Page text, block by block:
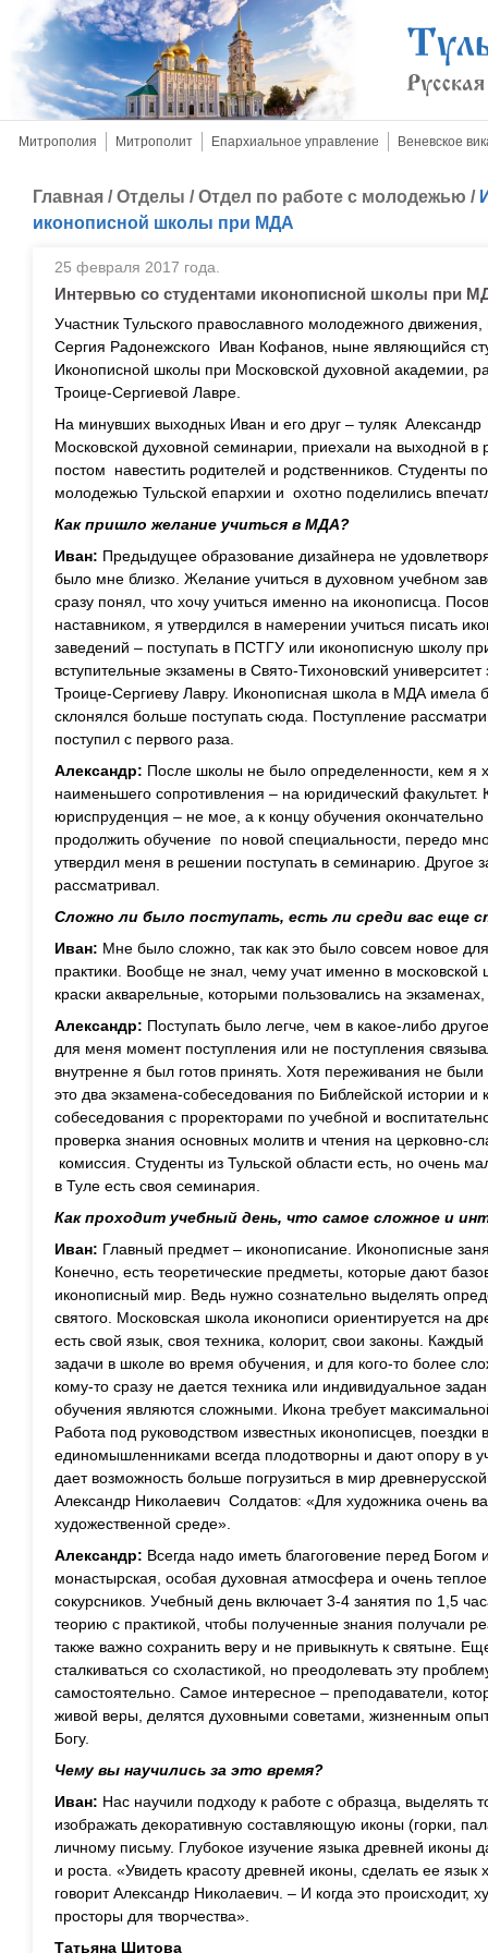
Митрополия Митрополит Епархиальное управление Веневское
Главная /Отделы /Отдел по работе с молодежью /
иконописной школы при МДА
25 февраля 2017 года.
Интервью со студентами иконописной школы при
Участник Тульского православного молодежного
Сергия Радонежского Иван Кофанов, ныне являющийся
Иконописной школы при Московской духовной академии,
Троице-Сергиевой Лавре.
На минувших выходных Иван и его друг – туляк Александр
Московской духовной семинарии, приехали на выходной
постом навестить родителей и родственников. Студенты
молодежью Тульской епархии и охотно поделились
Как пришло желание учиться в МДА?
Иван: Предыдущее образование дизайнера не
было мне близко. Желание учиться в духовном учебном
сразу понял, что хочу учиться именно на иконописца.
наставником, я утвердился в намерении учиться писать
заведений – поступать в ПСТГУ или иконописную школу
вступительные экзамены в Свято-Тихоновский
Троице-Сергиеву Лавру. Иконописная школа в МДА имела
склонялся больше поступать сюда. Поступление
поступил с первого раза.
Александр: После школы не было определенности, кем я
наименьшего сопротивления – на юридический факультет.
юриспруденция – не мое, а к концу обучения
продолжить обучение по новой специальности, передо
утвердил меня в решении поступать в семинарию. Другое
рассматривал.
Сложно ли было поступать, есть ли среди вас еще
Иван: Мне было сложно, так как это было совсем новое
практики. Вообще не знал, чему учат именно в
краски акварельные, которыми пользовались на
Александр: Поступать было легче, чем в какое-либо
для меня момент поступления или не поступления
внутренне я был готов принять. Хотя переживания не
это два экзамена-собеседования по Библейской истории и
собеседования с проректорами по учебной и
проверка знания основных молитв и чтения на церковно-
комиссия. Студенты из Тульской области есть, но очень
в Туле есть своя семинария.
Как проходит учебный день, что самое сложное и
Иван: Главный предмет – иконописание. Иконописные
Конечно, есть теоретические предметы, которые дают
иконописный мир. Ведь нужно сознательно выделять
святого. Московская школа иконописи ориентируется на
есть свой язык, своя техника, колорит, свои законы.
задачи в школе во время обучения, и для кого-то более
кому-то сразу не дается техника или индивидуальное
обучения являются сложными. Икона требует
Работа под руководством известных иконописцев,
единомышленниками всегда плодотворны и дают опору в
дает возможность больше погрузиться в мир
Александр Николаевич Солдатов: «Для художника очень
художественной среде».
Александр: Всегда надо иметь благоговение перед
монастырская, особая духовная атмосфера и очень
сокурсников. Учебный день включает 3-4 занятия по 1,5
теорию с практикой, чтобы полученные знания получали
также важно сохранить веру и не привыкнуть к святыне.
сталкиваться со схоластикой, но преодолевать эту
самостоятельно. Самое интересное – преподаватели,
живой веры, делятся духовными советами, жизненным
Богу.
Чему вы научились за это время?
Иван: Нас научили подходу к работе с образца, выделять
изображать декоративную составляющую иконы (горки,
личному письму. Глубокое изучение языка древней иконы
и роста. «Увидеть красоту древней иконы, сделать ее язык
говорит Александр Николаевич. – И когда это происходит,
просторы для творчества».
Татьяна Шитова